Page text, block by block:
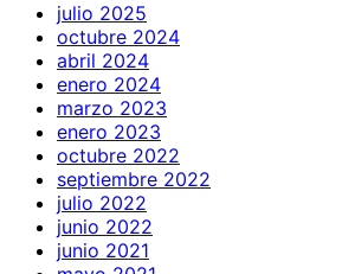
julio 2025
octubre 2024
abril 2024
enero 2024
marzo 2023
enero 2023
octubre 2022
septiembre 2022
julio 2022
junio 2022
junio 2021